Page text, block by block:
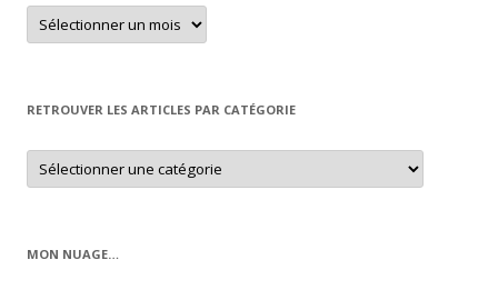
Retrouver
un
article
RETROUVER LES ARTICLES PAR CATÉGORIE
Retrouver
les
articles
MON NUAGE…